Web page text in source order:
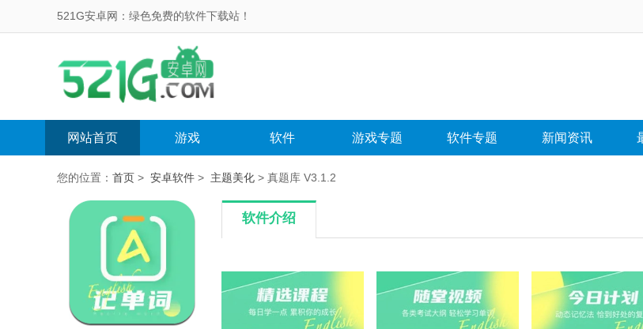
521G安卓网：绿色免费的软件下载站！
网站首页 游戏 软件 游戏专题 软件专题 新闻资讯
您的位置： 首页 > 安卓软件 > 主题美化 > 真题库 V3.1.2
软件介绍